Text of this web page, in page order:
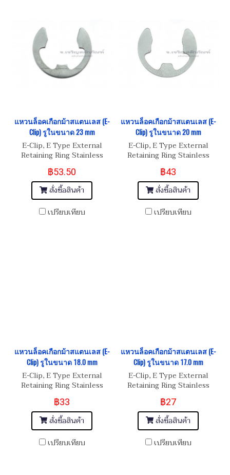
แหวนล็อคเกือกม้าสแตนเลส (E-
Clip) รูในขนาด 23 mm
E-Clip, E Type External
Retaining Ring Stainless
฿53.50
สั่งซื้อสินค้า
เปรียบเทียบ
แหวนล็อคเกือกม้าสแตนเลส (E-
Clip) รูในขนาด 20 mm
E-Clip, E Type External
Retaining Ring Stainless
Steel
฿43
สั่งซื้อสินค้า
เปรียบเทียบ
แหวนล็อคเกือกม้าสแตนเลส (E-
Clip) รูในขนาด 18.0 mm
E-Clip, E Type External
Retaining Ring Stainless
Steel
฿33
สั่งซื้อสินค้า
เปรียบเทียบ
แหวนล็อคเกือกม้าสแตนเลส (E-
Clip) รูในขนาด 17.0 mm
E-Clip, E Type External
Retaining Ring Stainless
Steel
฿27
สั่งซื้อสินค้า
เปรียบเทียบ